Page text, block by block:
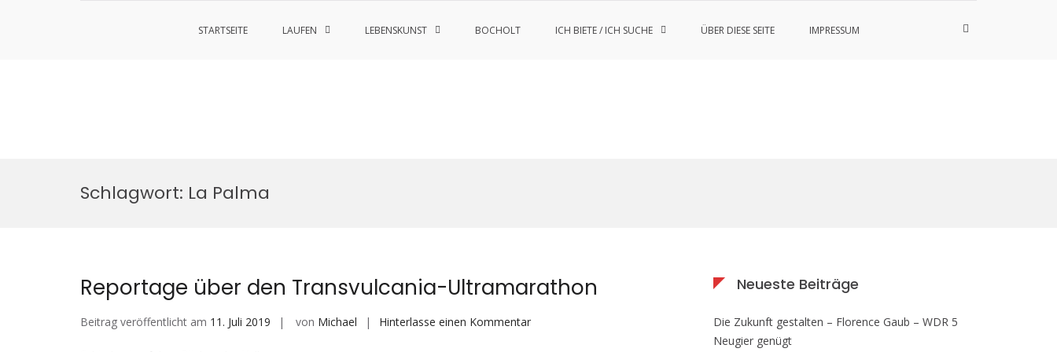
STARTSEITE LAUFEN LEBENSKUNST BOCHOLT ICH BIETE / ICH SUCHE ÜBER DIESE SEITE IMPRESSUM
Such-
Schlagwort: La Palma
Reportage über den Transvulcania-Ultramarathon
Beitrag veröffentlicht am 11. Juli 2019 von Michael Hinterlasse einen Kommentarauf
Neueste Beiträge
Die Zukunft gestalten – Florence Gaub – WDR 5
Neugier genügt